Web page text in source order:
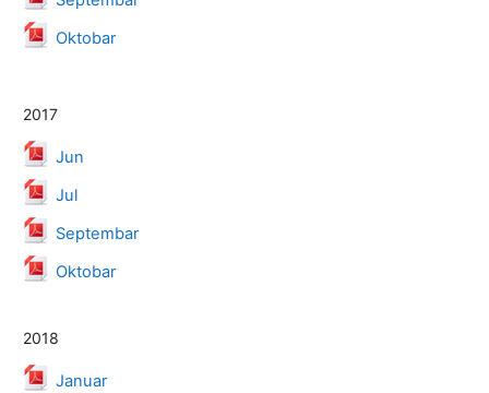
Oktobar
Datoteka
2017
Jun
Datoteka
Jul
Datoteka
Septembar
Datoteka
Oktobar
Datoteka
2018
Januar
Datoteka